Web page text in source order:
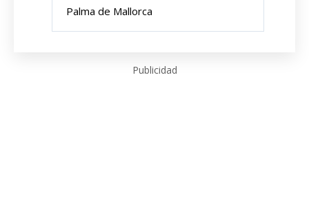
Palma de Mallorca
Publicidad